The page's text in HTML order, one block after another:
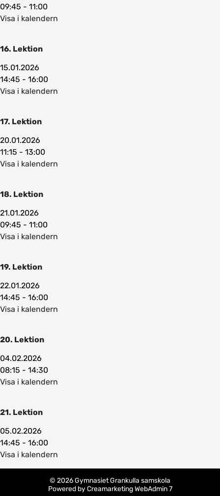
09:45 - 11:00
Visa i kalendern
16. Lektion
15.01.2026
14:45 - 16:00
Visa i kalendern
17. Lektion
20.01.2026
11:15 - 13:00
Visa i kalendern
18. Lektion
21.01.2026
09:45 - 11:00
Visa i kalendern
19. Lektion
22.01.2026
14:45 - 16:00
Visa i kalendern
20. Lektion
04.02.2026
08:15 - 14:30
Visa i kalendern
21. Lektion
05.02.2026
14:45 - 16:00
Visa i kalendern
© 2026 Gymnasiet Grankulla samskola
Powered byCreamarketing WebAdmin 7